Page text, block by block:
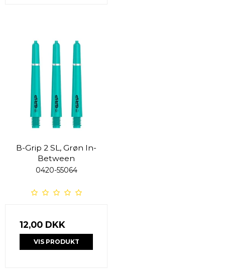
B-Grip 2 SL, Grøn In-
Between
0420-55064
12,00 DKK
VIS PRODUKT